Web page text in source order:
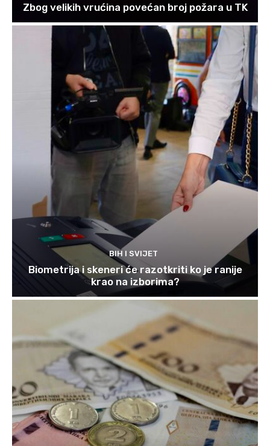
Zbog velikih vrućina povećan broj požara u TK
BIH I SVIJET
Biometrija i skeneri će razotkriti ko je ranije
krao na izborima?